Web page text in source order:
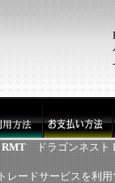
RMT
ドラゴンネスト
ードサービスを利